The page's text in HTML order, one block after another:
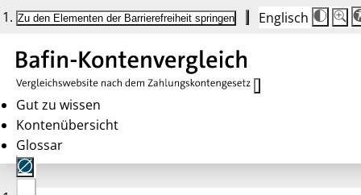
Zu den Elementen der Barrierefreiheit springen Englisch
Die
100
Gut zu wissen
Kontenübersicht
Glossar